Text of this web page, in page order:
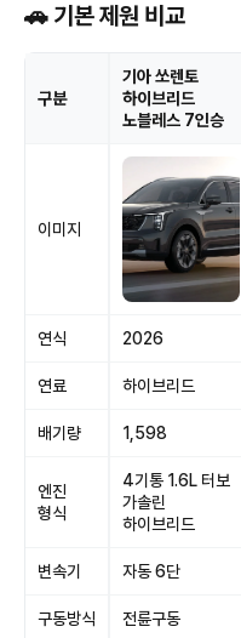
🚗 기본 제원 비교
구분
기아 쏘렌토
하이브리드
노블레스 7인승
이미지
연식 2026
연료 하이브리드
배기량 1,598
엔진
형식
4기통 1.6L 터보
가솔린
하이브리드
변속기 자동 6단
구동방식 전륜구동